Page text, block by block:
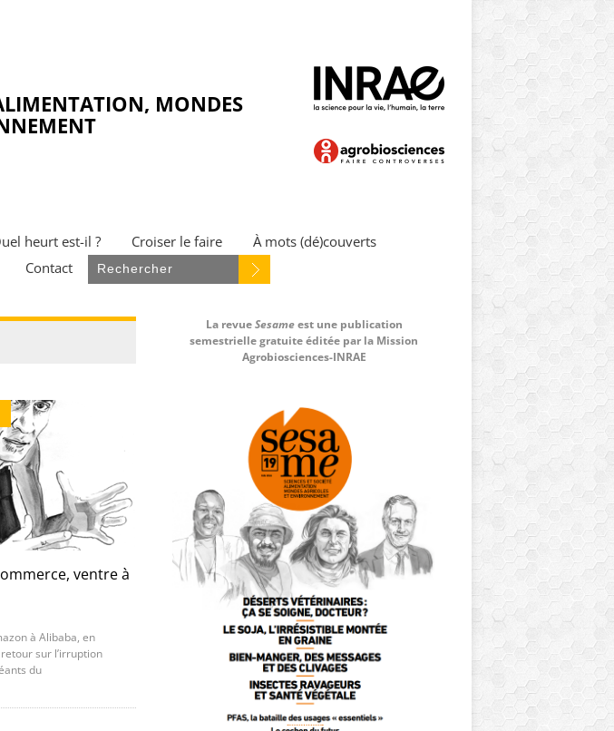
MONDES
heurt est-il ? Croiser le faire
À mots (dé)couverts
Contact
ventre à
à Alibaba, en
sur l’irruption
du
La revueSesameest une publication
semestrielle gratuite éditée par la Mission
Agrobiosciences-INRAE